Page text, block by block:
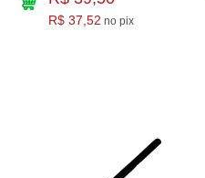
R$ 37,52 no pix